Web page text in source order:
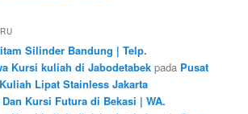
Silinder Bandung | Telp.
Kursi kuliah di Jabodetabek pada Pusat
Lipat Stainless Jakarta
Kursi Futura di Bekasi | WA.